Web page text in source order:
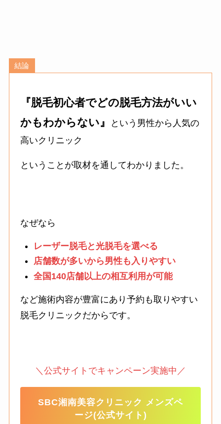
結論
『脱毛初心者でどの脱毛方法がいい
かもわからない』
という男性から人気の
高いクリニック
ということが取材を通してわかりました。
なぜなら
レーザー脱毛と光脱毛を選べる
店舗数が多いから男性も入りやすい
全国140店舗以上の相互利用が可能
など施術内容が豊富にあり予約も取りやすい
脱毛クリニックだからです。
＼公式サイトでキャンペーン実施中／
SBC湘南美容クリニック メンズペ
ージ(公式サイト)